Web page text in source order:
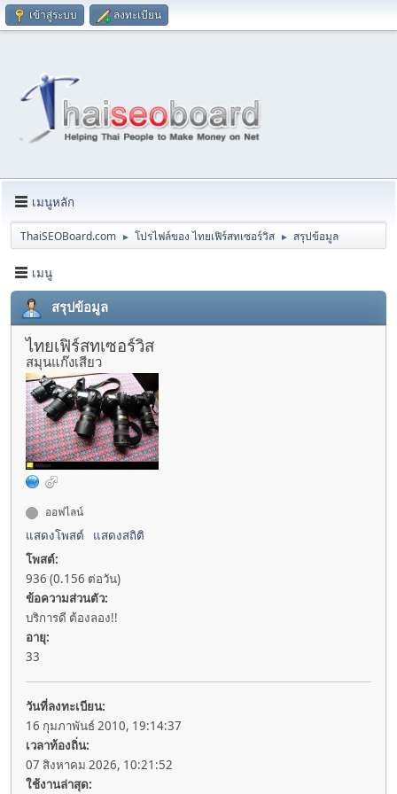
เข้าสู่ระบบ ลงทะเบียน
เมนูหลัก
ThaiSEOBoard.com ► โปรไฟล์ของ ไทยเฟิร์สทเซอร์วิส ► สรุปข้อมูล
เมนู
สรุปข้อมูล
ไทยเฟิร์สทเซอร์วิส
สมุนแก๊งเสียว
ออฟไลน์
แสดงโพสต์
แสดงสถิติ
โพสต์:
936 (0.156 ต่อวัน)
ข้อความส่วนตัว:
บริการดี ต้องลอง!!
อายุ:
33
วันที่ลงทะเบียน:
16 กุมภาพันธ์ 2010, 19:14:37
เวลาท้องถิ่น:
07 สิงหาคม 2026, 10:21:52
ใช้งานล่าสุด: